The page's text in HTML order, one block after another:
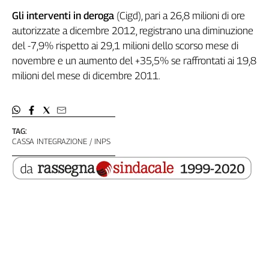
Lombardia
Marche
Piemonte
Puglia
Sardegna
Toscana
Umbria
Valle
D'Aosta
TAG:
CASSA INTEGRAZIONE
INPS
Gli interventi in deroga (Cigd), pari a 26,8 milioni di ore
autorizzate a dicembre 2012, registrano una diminuzione
del -7,9% rispetto ai 29,1 milioni dello scorso mese di
novembre e un aumento del +35,5% se raffrontati ai 19,8
milioni del mese di dicembre 2011.